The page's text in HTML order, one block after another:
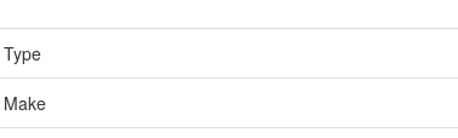
Type
Make